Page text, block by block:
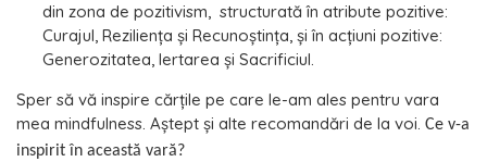
din zona de pozitivism, structurată în atribute pozitive:
Curajul, Rezilienţa şi Recunoştinţa, şi în acţiuni pozitive:
Generozitatea, Iertarea şi Sacrificiul.
Sper să vă inspire cărţile pe care le-am ales pentru vara
mea mindfulness. Aştept şi alte recomandări de la voi. Ce v-a
inspirit în această vară?